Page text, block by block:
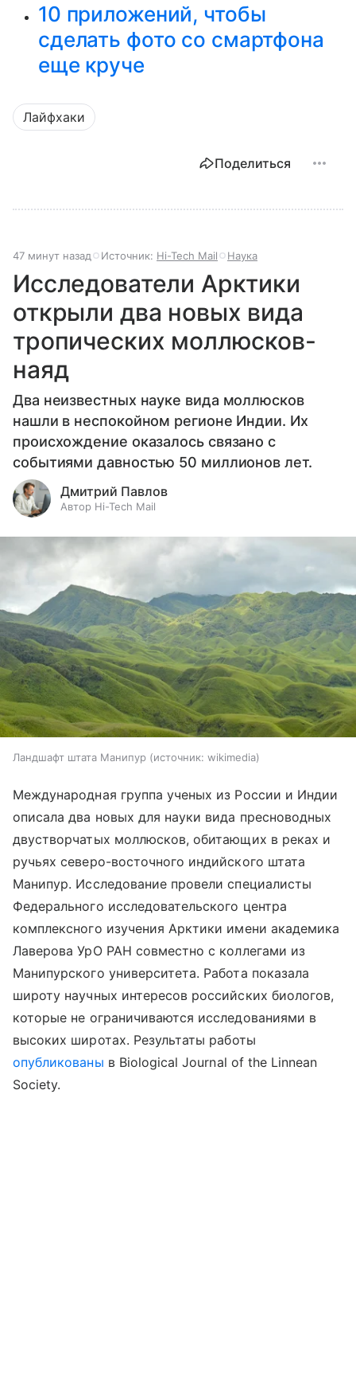
10 приложений, чтобы
сделать фото со смартфона
еще круче
Лайфхаки
Поделиться
47 минут назад Источник: Hi-Tech Mail Наука
Исследователи Арктики
открыли два новых вида
тропических моллюсков-
наяд
Два неизвестных науке вида моллюсков
нашли в неспокойном регионе Индии. Их
происхождение оказалось связано с
событиями давностью 50 миллионов лет.
Дмитрий Павлов
Автор Hi-Tech Mail
Ландшафт штата Манипур источник: wikimedia
Международная группа ученых из России и Индии
описала два новых для науки вида пресноводных
двустворчатых моллюсков, обитающих в реках и
ручьях северо-восточного индийского штата
Манипур. Исследование провели специалисты
Федерального исследовательского центра
комплексного изучения Арктики имени академика
Лаверова УрО РАН совместно с коллегами из
Манипурского университета. Работа показала
широту научных интересов российских биологов,
которые не ограничиваются исследованиями в
высоких широтах. Результаты работы
опубликованы вBiological Journal of the Linnean
Society.